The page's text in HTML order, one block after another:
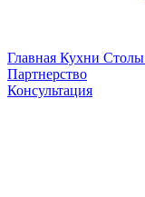
Главная Кухни Столы
Партнерство
Консультация